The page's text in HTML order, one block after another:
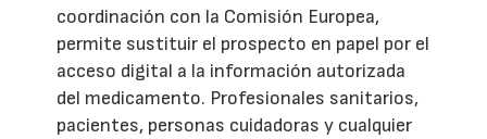
coordinación con la Comisión Europea,
permite sustituir el prospecto en papel por el
acceso digital a la información autorizada
del medicamento. Profesionales sanitarios,
pacientes, personas cuidadoras y cualquier